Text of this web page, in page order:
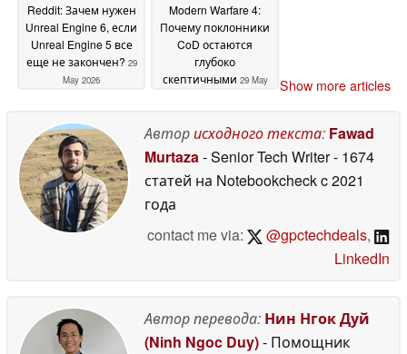
Reddit: Зачем нужен
Unreal Engine 6, если
Unreal Engine 5 все
еще не закончен? 29
May 2026
Modern Warfare 4:
Почему поклонники
CoD остаются
глубоко
скептичными 29 May
Show more articles
Авторисходного текста: Fawad
Murtaza- Senior Tech Writer- 1674
статей на Notebookcheckc 2021
года
contact me via:
@gpctechdeals,
LinkedIn
Автор перевода: Нин Нгок Дуй
(Ninh Ngoc Duy)- Помощник